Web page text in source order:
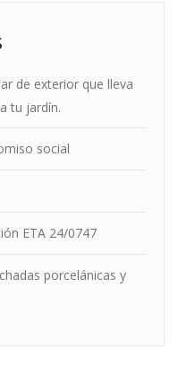
de exterior que lleva
tu jardín.
social
ETA 24/0747
porcelánicas y